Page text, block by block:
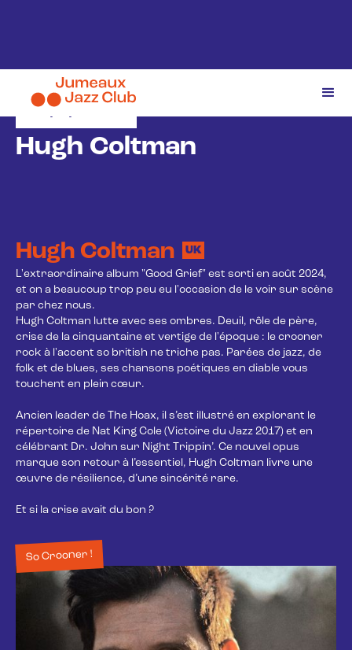
29/1/2026
Hugh Coltman
Hugh Coltman
UK
L'extraordinaire album "Good Grief" est sorti en août 2024,
et on a beaucoup trop peu eu l'occasion de le voir sur scène
par chez nous.
Hugh Coltman lutte avec ses ombres. Deuil, rôle de père,
crise de la cinquantaine et vertige de l'époque : le crooner
rock à l'accent so british ne triche pas. Parées de jazz, de
folk et de blues, ses chansons poétiques en diable vous
touchent en plein cœur.
Ancien leader de The Hoax, il s’est illustré en explorant le
répertoire de Nat King Cole (Victoire du Jazz 2017) et en
célébrant Dr. John sur Night Trippin’. Ce nouvel opus
marque son retour à l’essentiel, Hugh Coltman livre une
œuvre de résilience, d’une sincérité rare.
Et si la crise avait du bon ?
So Crooner !